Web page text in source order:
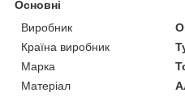
Основні
Виробник
Країна виробник
Марка
Матеріал